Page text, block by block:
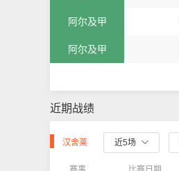
阿尔及甲
阿尔及甲
近期战绩
汉舍莱 近5场